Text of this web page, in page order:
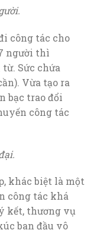
công tác cho
người thì
Sức chứa
Vừa tạo ra
bạc trao đổi
công tác
khác biệt là một
công tác khá
kết, thương vụ
ban đầu vô